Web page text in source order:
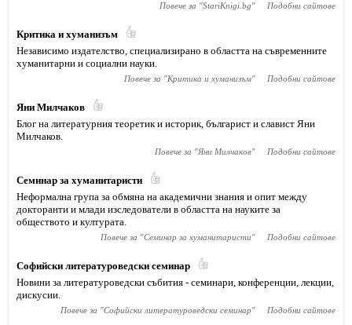
Повече за "StariKnigi.bg" Подобни сайтове
Критика и хуманизъм
Независимо издателство, специализирано в областта на съвременните
хуманитарни и социални науки.
Повече за "Критика и хуманизъм" Подобни сайтове
Яни Милчаков
Блог на литературния теоретик и историк, българист и славист Яни
Милчаков.
Повече за "Яни Милчаков" Подобни сайтове
Семинар за хуманитаристи
Неформална група за обмяна на академични знания и опит между
докторанти и млади изследователи в областта на науките за
обществото и културата.
Повече за "Семинар за хуманитаристи" Подобни сайтове
Софийски литературоведски семинар
Новини за литературоведски събития - семинари, конференции, лекции,
дискусии.
Повече за "Софийски литературоведски семинар" Подобни сайтове